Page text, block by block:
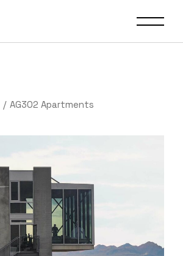
AG302 Apartments